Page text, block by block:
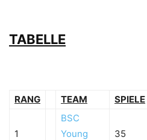
TABELLE
RANG TEAM SPIELE
1
BSC
Young
35